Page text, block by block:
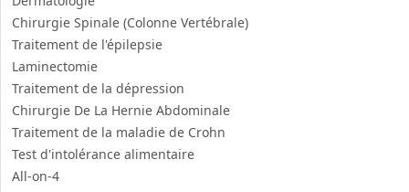
Ophtalmologie
Médecine de la reproduction
Rhumatologie
Orthopédie
Psychologie
Dermatologie
Chirurgie Spinale (Colonne Vertébrale)
Traitement de l'épilepsie
Laminectomie